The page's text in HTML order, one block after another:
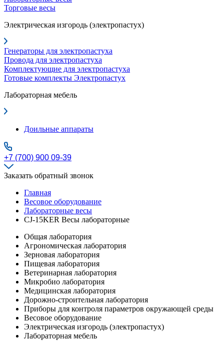
Торговые весы
Электрическая изгородь (электропастух)
Генераторы для электропастуха
Провода для электропастуха
Комплектующие для электропастуха
Готовые комплекты Электропастух
Лабораторная мебель
Доильные аппараты
+7 (700) 900 09-39
Заказать обратный звонок
Главная
Весовое оборудование
Лабораторные весы
CJ-15KER Весы лабораторные
Общая лаборатория
Агрономическая лаборатория
Зерновая лаборатория
Пищевая лаборатория
Ветеринарная лаборатория
Микробио лаборатория
Медицинская лаборатория
Дорожно-строительная лаборатория
Приборы для контроля параметров окружающей среды
Весовое оборудование
Электрическая изгородь (электропастух)
Лабораторная мебель